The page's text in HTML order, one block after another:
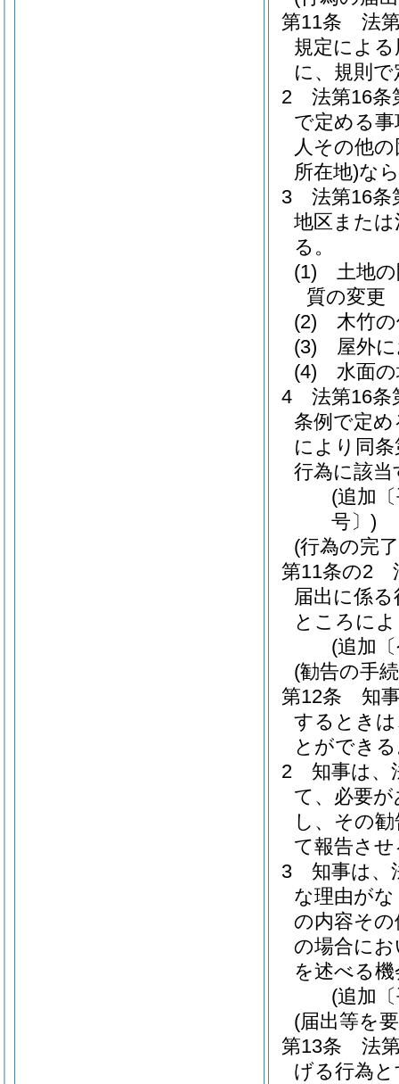
第11条
法
規定によ
に、規則
2
法第16条
で定める
人その他
所在地)な
3
法第16条
地区また
る。
(1)
土地
質の変更
(2)
木竹
(3)
屋外
(4)
水面
4
法第16条
条例で定
により同
行為に該
(追加
号〕)
(行為の完
第11条の2
届出に係
ところに
(追加
(勧告の手
第12条
知
するとき
とができ
2
知事は、
て、必要
し、その
て報告さ
3
知事は、
な理由が
の内容そ
の場合に
を述べる
(追加
(届出等を
第13条
法
げる行為